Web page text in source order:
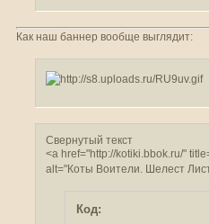
Как наш баннер вообще выглядит:
Свернутый текст
<a href="http://kotiki.bbok.ru/"
alt="Коты Воители. Шелест
Код: